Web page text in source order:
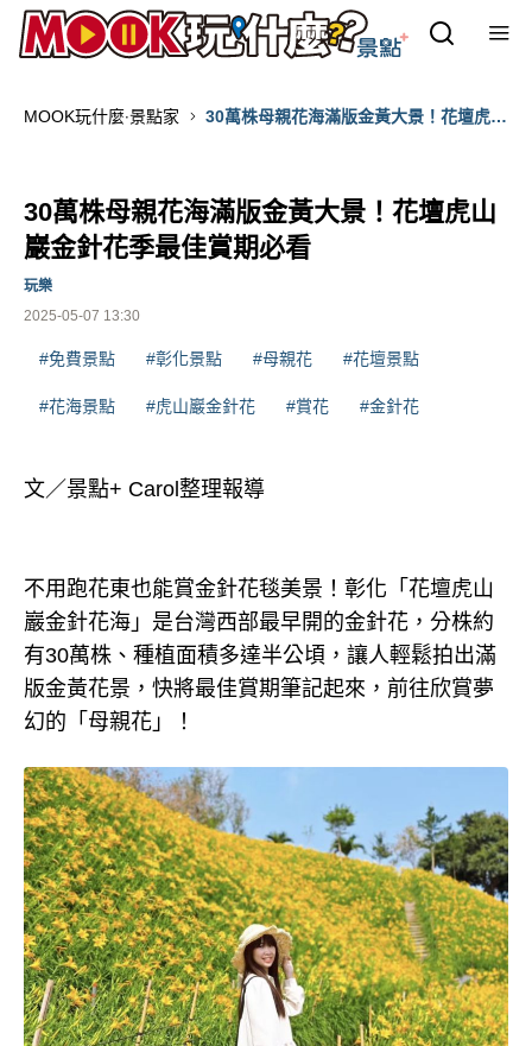
MOOK玩什麼‧景點家
30萬株母親花海滿版金黃大景！花壇虎山
30萬株母親花海滿版金黃大景！花壇虎山
巖金針花季最佳賞期必看
2025-05-07 13:30
玩樂
#免費景點 #彰化景點 #母親花 #花壇景點
#花海景點 #虎山巖金針花 #賞花 #金針花
文／景點+ Carol整理報導
不用跑花東也能賞金針花毯美景！彰化「花壇虎山
巖金針花海」是台灣西部最早開的金針花，分株約
有30萬株、種植面積多達半公頃，讓人輕鬆拍出滿
版金黃花景，快將最佳賞期筆記起來，前往欣賞夢
幻的「母親花」！